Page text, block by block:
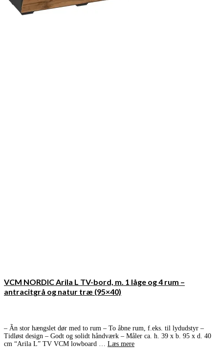
VCM NORDIC Arila L TV-bord, m. 1 låge og 4 rum –
antracitgrå og natur træ (95×40)
– Ãn stor hængslet dør med to rum – To åbne rum, f.eks. til lydudstyr –
Tidløst design – Godt og solidt håndværk – Måler ca. h. 39 x b. 95 x d. 40
cm “Arila L” TV VCM lowboard … Læs mere